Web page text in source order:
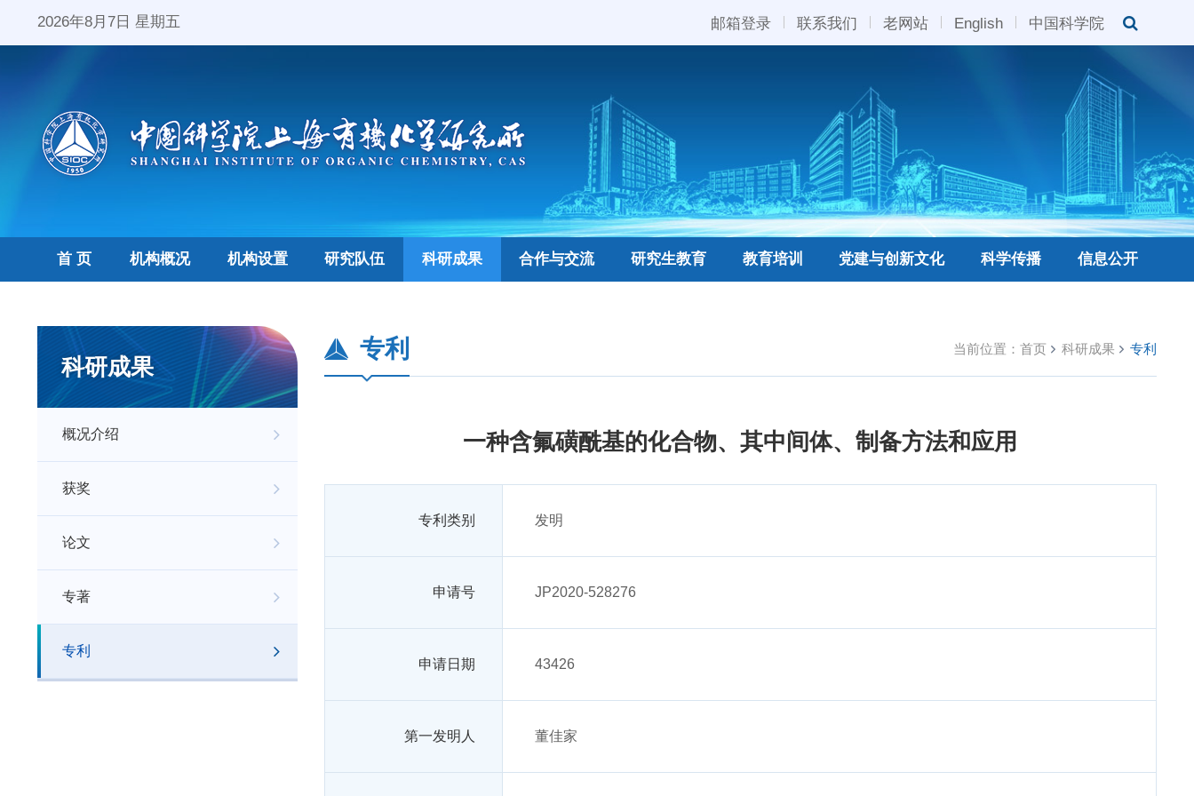
2026年8月7日 星期五 邮箱登录 联系我们 老网站 English 中国科学院
首 页 机构概况 机构设置 研究队伍 科研成果 合作与交流 研究生教育 教育培训 党建与创新文化 科学传播 信息公开
科研成果
概况介绍
获奖
论文
专著
专利
当前位置： 首页 科研成果 专利
专利
一种含氟磺酰基的化合物、其中间体、制备方法和应用
专利类别 发明
申请号 JP2020-528276
申请日期 43426
第一发明人 董佳家